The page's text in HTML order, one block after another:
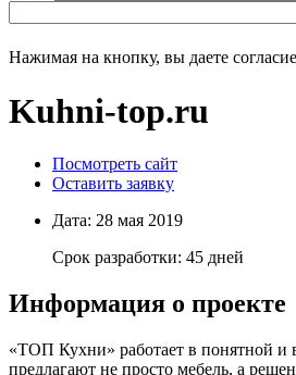
Нажимая на кнопку, вы даете
Kuhni-top.ru
Посмотреть сайт
Оставить заявку
Дата: 28 мая 2019
Срок разработки: 45 дней
Информация о проекте
«ТОП Кухни» работает в понятной и
предлагают не просто мебель, а